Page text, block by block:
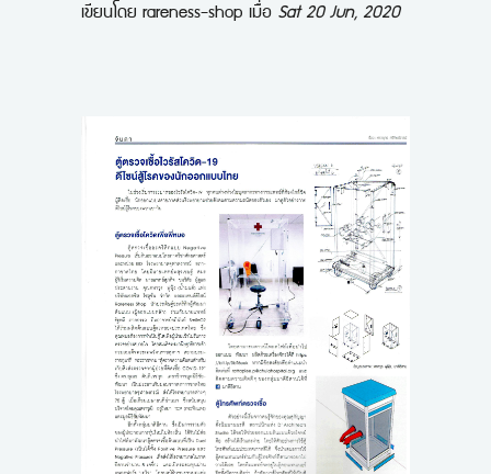
เขียนโดย rareness-shop เมื่อ Sat 20 Jun, 2020